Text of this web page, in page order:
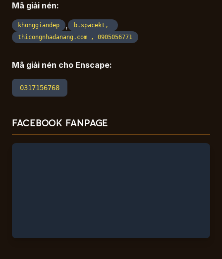
Mã giải nén:
khonggiandep ,
b.spacekt,
thicongnhadanang.com , 0905056771
Mã giải nén cho Enscape:
0317156768
FACEBOOK FANPAGE